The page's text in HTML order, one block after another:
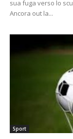
sua fuga verso lo
Ancora out la...
Sport